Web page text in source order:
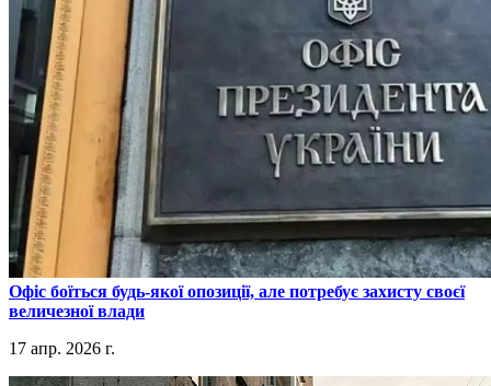
​Офіс боїться будь-якої опозиції, але потребує захисту своєї
величезної влади
17 апр. 2026 г.